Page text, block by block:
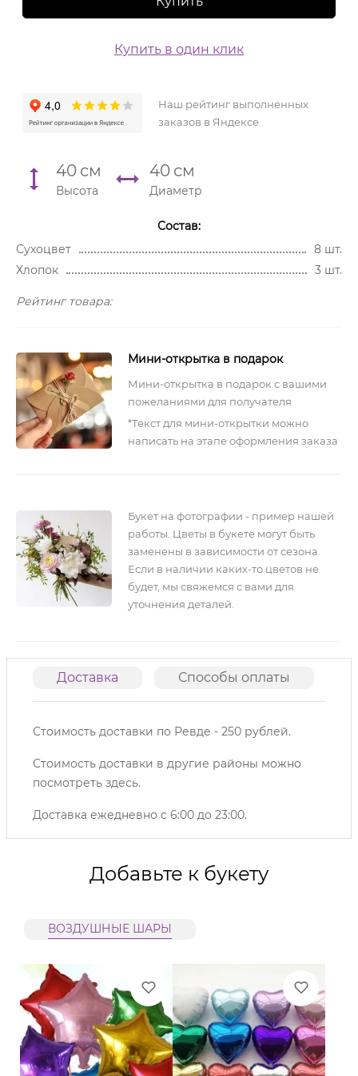
Купить в один клик
Наш рейтинг выполненных
заказов в Яндексе
40 см
Высота
40 см
Диаметр
Состав:
Сухоцвет
8 шт.
Хлопок
3 шт.
Рейтинг товара:
Мини-открытка в подарок
Мини-открытка в подарок с вашими
пожеланиями для получателя
*Текст для мини-открытки можно
написать на этапе оформления заказа
Букет на фотографии - пример нашей
работы. Цветы в букете могут быть
заменены в зависимости от сезона.
Если в наличии каких-то цветов не
будет, мы свяжемся с вами для
уточнения деталей.
Доставка Способы оплаты
Стоимость доставки по Ревде - 250 рублей.
Стоимость доставки в другие районы можно
посмотреть здесь.
Доставка ежедневно с 6:00 до 23:00.
Добавьте к букету
ВОЗДУШНЫЕ ШАРЫ